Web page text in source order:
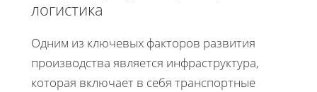
логистика
Одним из ключевых факторов развития
производства является инфраструктура,
которая включает в себя транспортные